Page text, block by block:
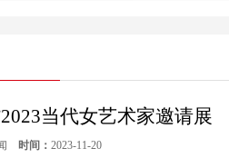
当代女艺术家邀请展
时间： 2023-11-20